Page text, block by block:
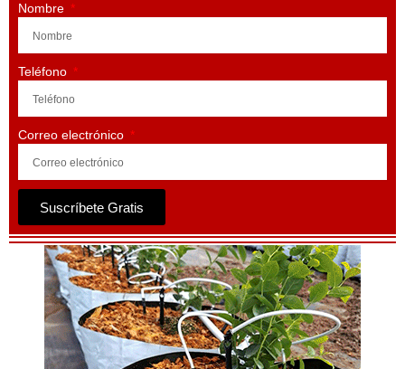
Nombre
Teléfono
Correo electrónico
Suscríbete Gratis